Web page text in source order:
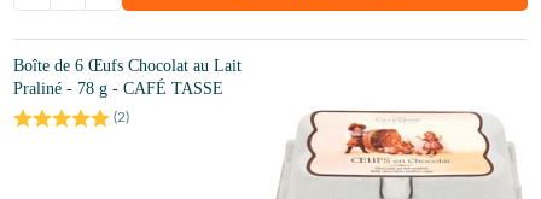
Boîte de 6 Œufs Chocolat au Lait
Praliné - 78 g - CAFÉ TASSE
(2)